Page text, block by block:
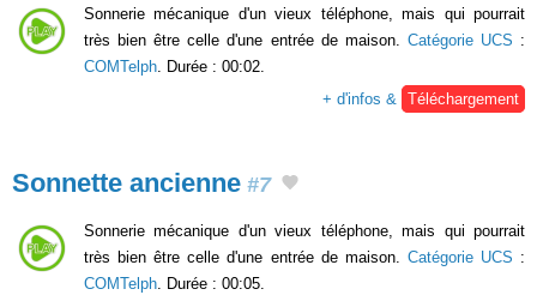
Sonnerie mécanique d'un vieux téléphone, mais qui pourrait
très bien être celle d'une entrée de maison. Catégorie UCS :
COMTelph . Durée : 00:02.
+ d'infos &
Téléchargement
Sonnette ancienne #7
Sonnerie mécanique d'un vieux téléphone, mais qui pourrait
très bien être celle d'une entrée de maison. Catégorie UCS :
COMTelph. Durée : 00:05.